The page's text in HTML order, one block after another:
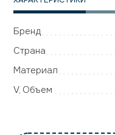
Бренд
Страна
Материал
V, Объем